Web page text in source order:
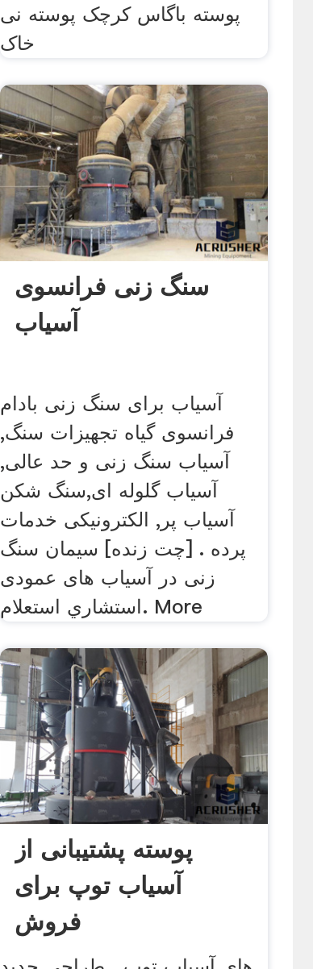
پوسته باگاس کرچک پوسته نی
خاک
سنگ زنی فرانسوی
آسیاب
آسیاب برای سنگ زنی بادام
فرانسوی گیاه تجهیزات سنگ,
آسیاب سنگ زنی و حد عالی,
آسیاب گلوله ای,سنگ شکن
آسیاب پر, الکترونیکی خدمات
پرده . [چت زنده] سیمان سنگ
زنی در آسیاب های عمودی
استشاري استعلام. More
پوسته پشتیبانی از
آسیاب توپ برای
فروش